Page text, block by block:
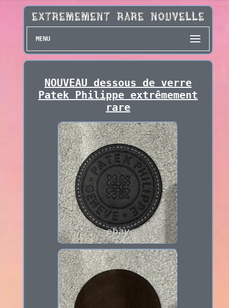
MENU
NOUVEAU dessous de verre
Patek Philippe extrêmement
rare